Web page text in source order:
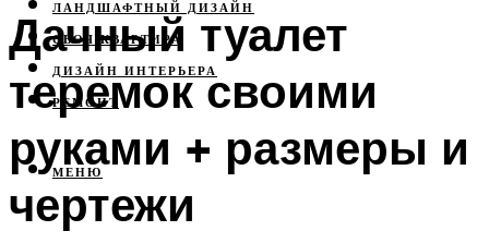
ЛАНДШАФТНЫЙ ДИЗАЙН
СВОЯ КВАРТИРА
ДИЗАЙН ИНТЕРЬЕРА
РЕМОНТ
МЕНЮ
Дачный туалет
теремок своими
руками + размеры и
чертежи